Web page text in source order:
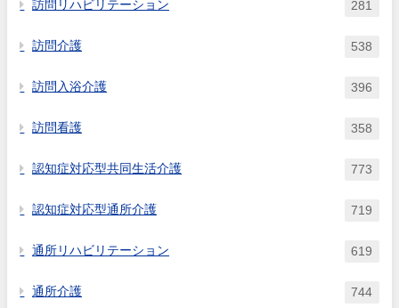
訪問リハビリテーション 281
訪問介護 538
訪問入浴介護 396
訪問看護 358
認知症対応型共同生活介護 773
認知症対応型通所介護 719
通所リハビリテーション 619
通所介護 744